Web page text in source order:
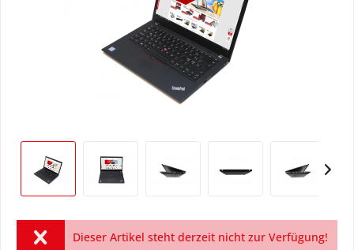
Dieser Artikel steht derzeit nicht zur Verfügung!